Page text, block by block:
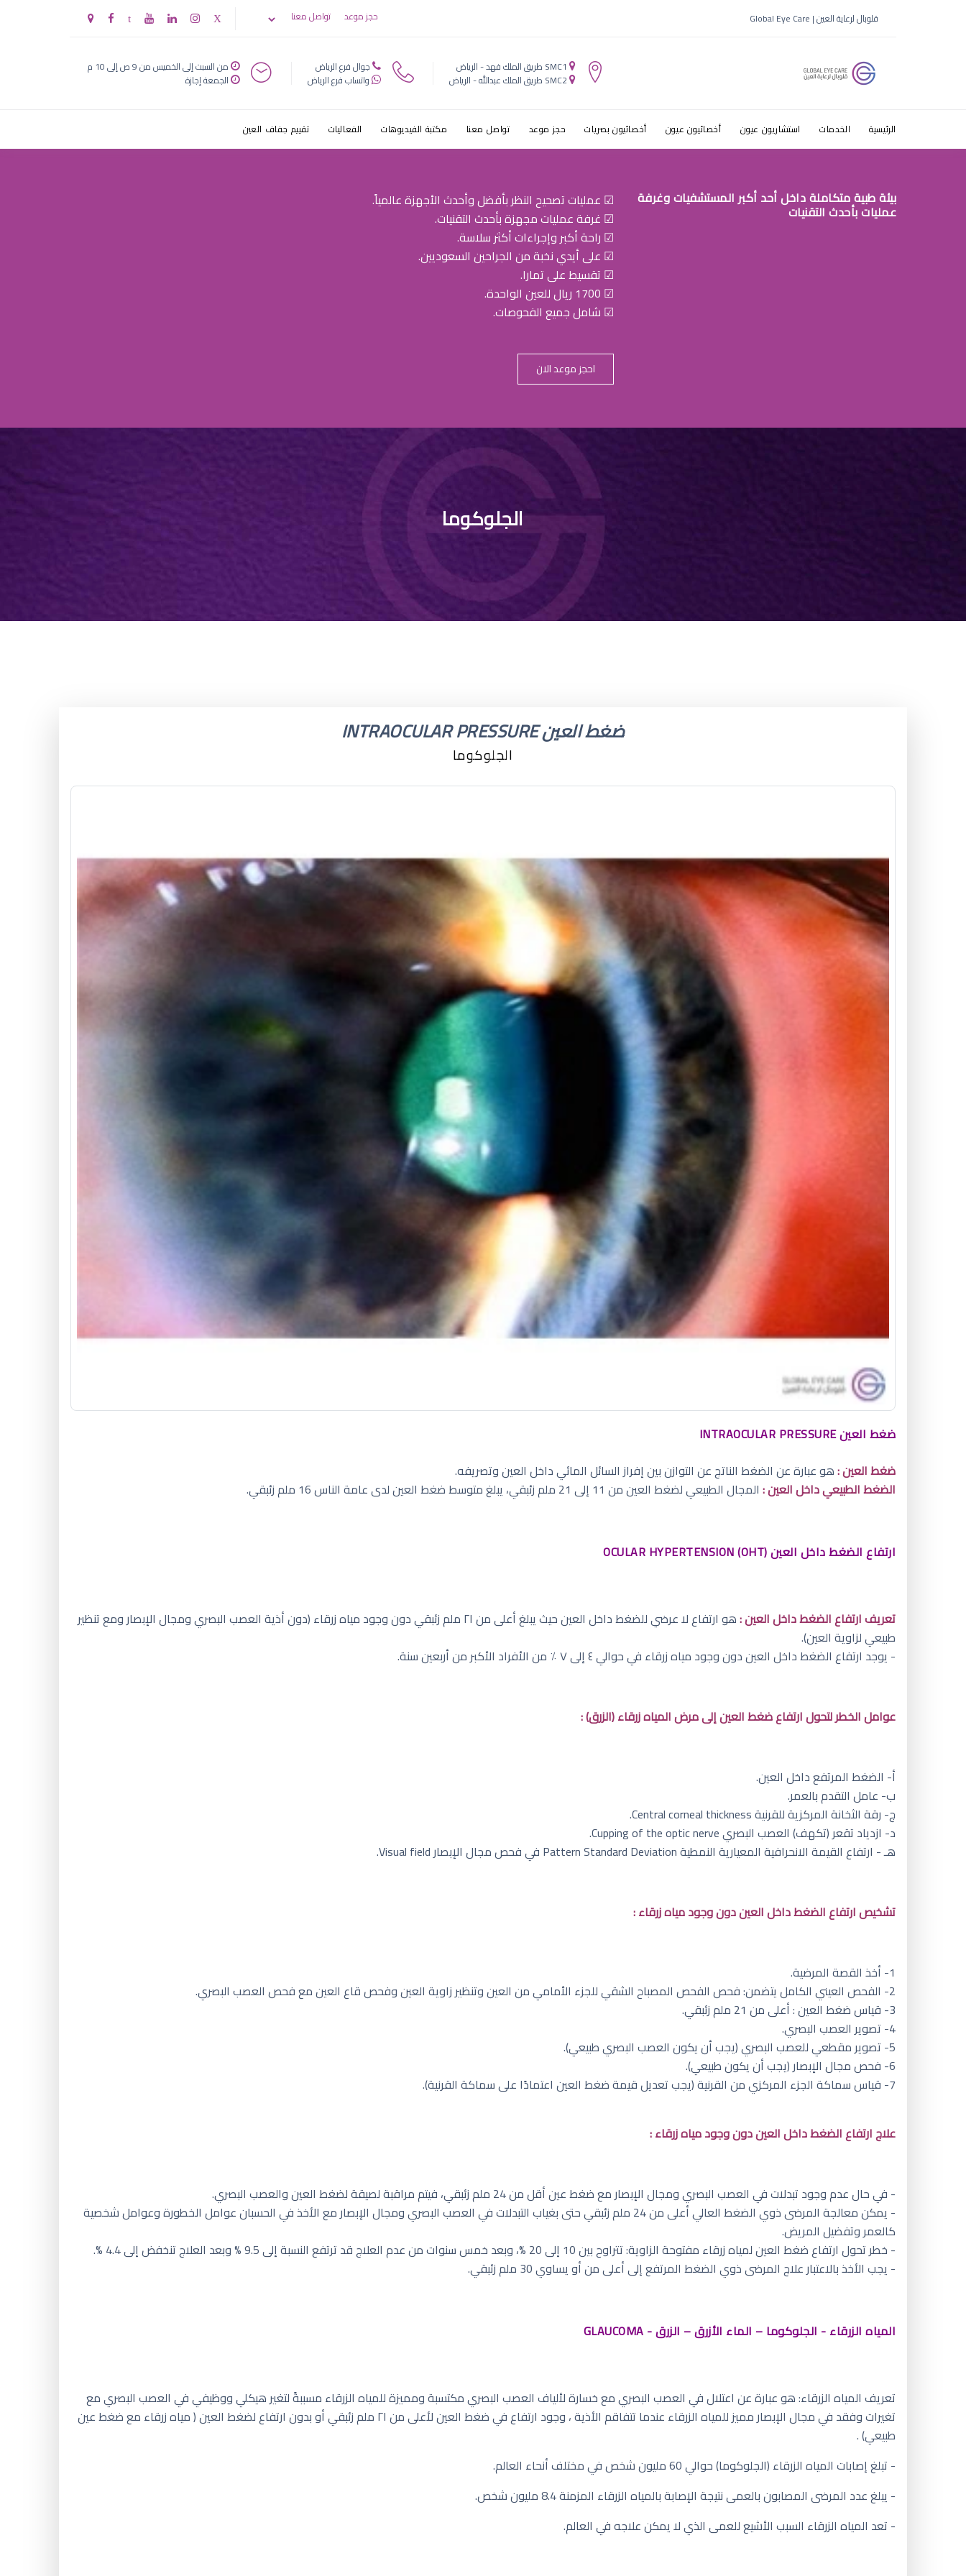
قلوبال لرعاية العين | Global Eye Care حجز موعد تواصل معنا
SMC1 طريق الملك فهد - الرياض
SMC2 طريق الملك عبدالله - الرياض
جوال فرع الرياض
واتساب فرع الرياض
من السبت إلى الخميس من 9 ص إلى 10 م
الجمعة إجازة
الرئيسية الخدمات استشاريون عيون أخصائيون عيون أخصائيون بصريات حجز موعد تواصل معنا مكتبة الفيديوهات الفعاليات تقييم جفاف العين
بيئة طبية متكاملة داخل أحد أكبر المستشفيات وغرفة
عمليات بأحدث التقنيات
☑ عمليات تصحيح النظر بأفضل وأحدث الأجهزة عالمياً.
☑ غرفة عمليات مجهزة بأحدث التقنيات.
☑ راحة أكبر وإجراءات أكثر سلاسة.
☑ على أيدي نخبة من الجراحين السعوديين.
☑ تقسيط على تمارا.
☑ 1700 ريال للعين الواحدة.
☑ شامل جميع الفحوصات.
احجز موعد الان
الجلوكوما
ضغط العين INTRAOCULAR PRESSURE
الجلوكوما
ضغط العين INTRAOCULAR PRESSURE
ضغط العين :هو عبارة عن الضغط الناتج عن التوازن بين إفراز السائل المائي داخل العين وتصريفه.
الضغط الطبيعي داخل العين : المجال الطبيعي لضغط العين من 11 إلى 21 ملم زئبقي، يبلغ متوسط ضغط العين لدى عامة الناس 16 ملم زئبقي.
ارتفاع الضغط داخل العين OCULAR HYPERTENSION (OHT)
تعريف ارتفاع الضغط داخل العين :
هو ارتفاع لا عرضي للضغط داخل العين حيث يبلغ أعلى من ٢١ ملم زئبقي دون وجود مياه زرقاء (دون أذية العصب البصري ومجال الإبصار ومع تنظير
طبيعي لزاوية العين).
- يوجد ارتفاع الضغط داخل العين دون وجود مياه زرقاء في حوالي ٤ إلى ٧ ٪ من الأفراد الأكبر من أربعين سنة.
عوامل الخطر لتحول ارتفاع ضغط العين إلى مرض المياه زرقاء (الزرق) :
أ‌- الضغط المرتفع داخل العين.
ب‌- عامل التقدم بالعمر.
ج- رقة الثخانة المركزية للقرنية Central corneal thickness.
د- ازدياد تقعر (تكهف) العصب البصري Cupping of the optic nerve.
هـ - ارتفاع القيمة الانحرافية المعيارية النمطية Pattern Standard Deviation في فحص مجال الإبصار Visual field.
تشخيص ارتفاع الضغط داخل العين دون وجود مياه زرقاء :
1- أخذ القصة المرضية.
2- الفحص العيني الكامل يتضمن: فحص الفحص المصباح الشقي للجزء الأمامي من العين وتنظير زاوية العين وفحص قاع العين مع فحص العصب البصري.
3- قياس ضغط العين : أعلى من 21 ملم زئبقي.
4- تصوير العصب البصري.
5- تصوير مقطعي للعصب البصري (يجب أن يكون العصب البصري طبيعي).
6- فحص مجال الإبصار (يجب أن يكون طبيعي).
7- قياس سماكة الجزء المركزي من القرنية (يجب تعديل قيمة ضغط العين اعتمادًا على سماكة القرنية).
علاج ارتفاع الضغط داخل العين دون وجود مياه زرقاء :
- في حال عدم وجود تبدلات في العصب البصري ومجال الإبصار مع ضغط عين أقل من 24 ملم زئبقي، فيتم مراقبة لصيقة لضغط العين والعصب البصري.
- يمكن معالجة المرضى ذوي الضغط العالي أعلى من 24 ملم زئبقي حتى بغياب التبدلات في العصب البصري ومجال الإبصار مع الأخذ في الحسبان عوامل الخطورة وعوامل شخصية
كالعمر وتفضيل المريض.
- خطر تحول ارتفاع ضغط العين لمياه زرقاء مفتوحة الزاوية: تتراوح بين 10 إلى 20 %، وبعد خمس سنوات من عدم العلاج قد ترتفع النسبة إلى 9.5 % وبعد العلاج تنخفض إلى 4.4 %.
- يجب الأخذ بالاعتبار علاج المرضى ذوي الضغط المرتفع إلى أعلى من أو يساوي 30 ملم زئبقي.
المياه الزرقاء - الجلوكوما – الماء الأزرق – الزرق - GLAUCOMA
تعريف المياه الزرقاء: هو عبارة عن اعتلال في العصب البصري مع خسارة لألياف العصب البصري مكتسبة ومميزة للمياه الزرقاء مسببةً لتغير هيكلي ووظيفي في العصب البصري مع
تغيرات وفقد في مجال الإبصار مميز للمياه الزرقاء عندما تتفاقم الأذية ، وجود ارتفاع في ضغط العين لأعلى من ٢١ ملم زئبقي أو بدون ارتفاع لضغط العين ( مياه زرقاء مع ضغط عين
طبيعي) .
- تبلغ إصابات المياه الزرقاء (الجلوكوما) حوالي 60 مليون شخص في مختلف أنحاء العالم.
- يبلغ عدد المرضى المصابون بالعمى نتيجة الإصابة بالمياه الزرقاء المزمنة 8.4 مليون شخص.
- تعد المياه الزرقاء السبب الأشيع للعمى الذي لا يمكن علاجه في العالم.